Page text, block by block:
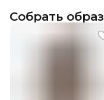
Собрать образ